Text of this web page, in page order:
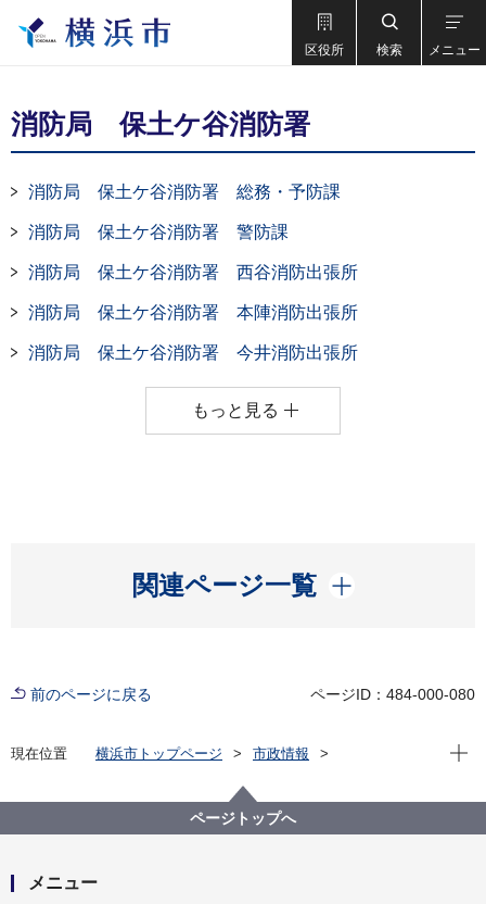
区役所 検索 メニュー
消防局 保土ケ谷消防署
消防局 保土ケ谷消防署 総務・予防課
消防局 保土ケ谷消防署 警防課
消防局 保土ケ谷消防署 西谷消防出張所
消防局 保土ケ谷消防署 本陣消防出張所
消防局 保土ケ谷消防署 今井消防出張所
もっと見る
関連ページ一覧
開く
前のページに戻る ページID：484-000-080
現在位置 横浜市トップページ
市政情報
消防局 保土ケ谷消防署
現在
ページトップへ
メニュー